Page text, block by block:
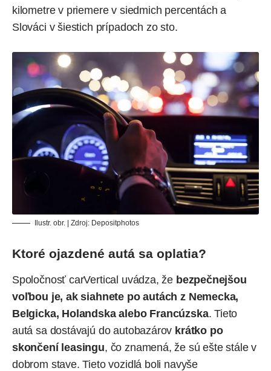
kilometre v priemere v siedmich percentách a
Slováci v šiestich prípadoch zo sto.
Ilustr. obr. | Zdroj: Depositphotos
Ktoré ojazdené autá sa oplatia?
Spoločnosť carVertical uvádza, že bezpečnejšou
voľbou je, ak siahnete po autách z Nemecka,
Belgicka, Holandska alebo Francúzska. Tieto
autá sa dostávajú do autobazárov krátko po
skončení leasingu, čo znamená, že sú ešte stále v
dobrom stave. Tieto vozidlá boli navyše